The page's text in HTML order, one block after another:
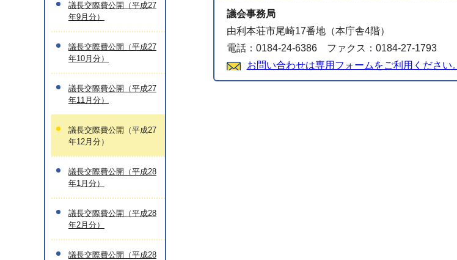
議会事務局
由利本荘市尾崎17番地（本庁舎4階）
電話：0184-24-6386 ファクス：0184-27-1793
お問い合わせは専用フォームをご利用ください。
議長交際費公開（平成27
年9月分）
議長交際費公開（平成27
年10月分）
議長交際費公開（平成27
年11月分）
議長交際費公開（平成27
年12月分）
議長交際費公開（平成28
年1月分）
議長交際費公開（平成28
年2月分）
議長交際費公開（平成28